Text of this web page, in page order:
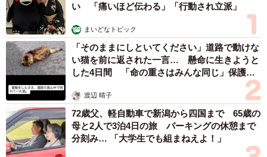
い 「痛いほど伝わる」「行動され立派」
まいどなトピック
「そのままにしといてください」道路で動けな
い猫を前に返された一言… 懸命に生きようと
した4日間 「命の重さはみんな同じ」保護団
渡辺 晴子
72歳父、軽自動車で新潟から四国まで 65歳の
母と2人で3泊4日の旅 パーキングの休憩まで
分刻み… 「大学生でも組まねえよ！」